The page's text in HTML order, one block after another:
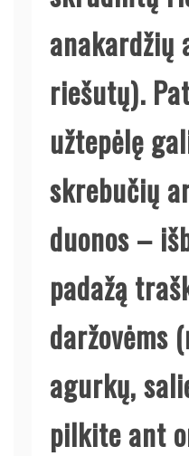
riešutų).
užtepėlę
skrebučių
duonos –
padažą
daržovėms
agurkų,
pilkite ant